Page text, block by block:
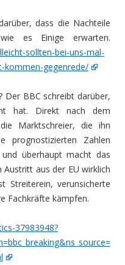
dass die Nachteile
es Einige erwarten.
sollten-bei-uns-mal-
kommen-gegenrede/
Der BBC schreibt darüber,
hat. Direkt nach dem
Marktschreier, die ihn
prognostizierten Zahlen
überhaupt macht das
aus der EU wirklich
Streiterein, verunsicherte
Fachkräfte kämpfen.
37983948?